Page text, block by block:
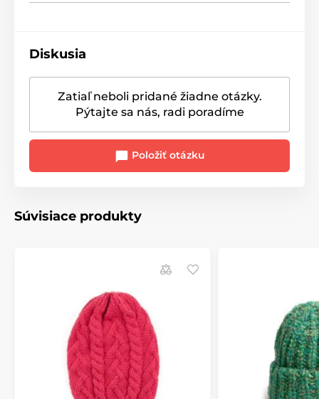
Diskusia
Zatiaľ neboli pridané žiadne otázky.
Pýtajte sa nás, radi poradíme
Položiť otázku
Súvisiace produkty